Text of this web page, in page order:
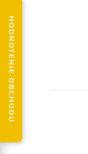
HODNOTENIE OBCHODU